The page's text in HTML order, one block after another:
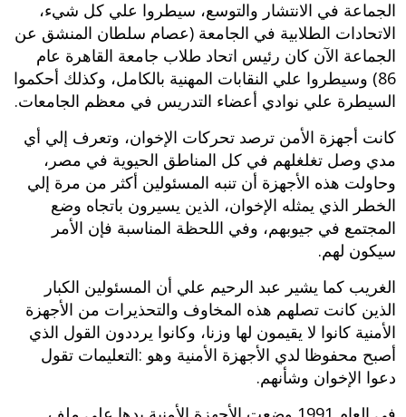
الجماعة في الانتشار والتوسع، سيطروا علي كل شيء،
الاتحادات الطلابية في الجامعة (عصام سلطان المنشق عن
الجماعة الآن كان رئيس اتحاد طلاب جامعة القاهرة عام
86) وسيطروا علي النقابات المهنية بالكامل، وكذلك أحكموا
السيطرة علي نوادي أعضاء التدريس في معظم الجامعات.
كانت أجهزة الأمن ترصد تحركات الإخوان، وتعرف إلي أي
مدي وصل تغلغلهم في كل المناطق الحيوية في مصر،
وحاولت هذه الأجهزة أن تنبه المسئولين أكثر من مرة إلي
الخطر الذي يمثله الإخوان، الذين يسيرون باتجاه وضع
المجتمع في جيوبهم، وفي اللحظة المناسبة فإن الأمر
سيكون لهم.
الغريب كما يشير عبد الرحيم علي أن المسئولين الكبار
الذين كانت تصلهم هذه المخاوف والتحذيرات من الأجهزة
الأمنية كانوا لا يقيمون لها وزنا، وكانوا يرددون القول الذي
أصبح محفوظا لدي الأجهزة الأمنية وهو :التعليمات تقول
دعوا الإخوان وشأنهم.